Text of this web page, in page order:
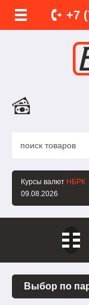
+7
Курсы валют НБРК
09.08.2026
Выбор по